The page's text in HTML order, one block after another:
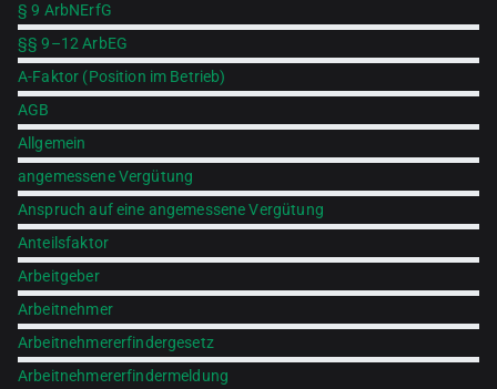
§ 9 ArbNErfG
§§ 9–12 ArbEG
A-Faktor (Position im Betrieb)
AGB
Allgemein
angemessene Vergütung
Anspruch auf eine angemessene Vergütung
Anteilsfaktor
Arbeitgeber
Arbeitnehmer
Arbeitnehmererfindergesetz
Arbeitnehmererfindermeldung